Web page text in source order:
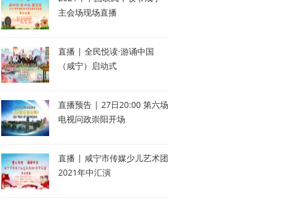
主会场现场直播
直播 | 全民悦读·游诵中国
（咸宁）启动式
直播预告 | 27日20:00 第六场
电视问政崇阳开场
直播 | 咸宁市传媒少儿艺术团
2021年中汇演